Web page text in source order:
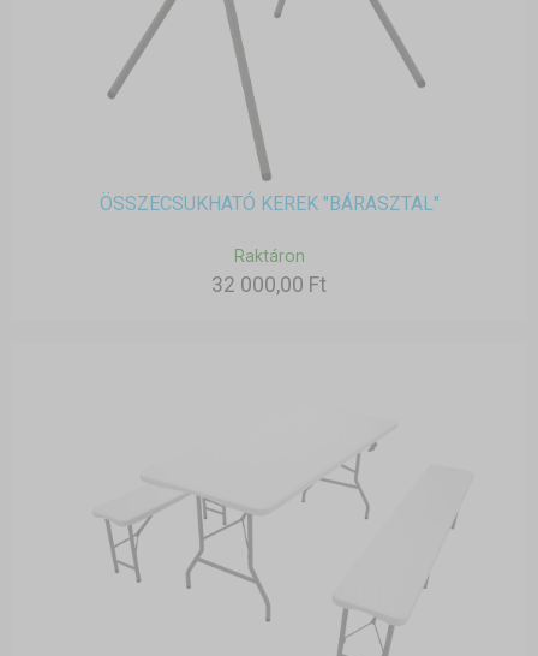
ÖSSZECSUKHATÓ KEREK "BÁRASZTAL"
Raktáron
32 000,00 Ft